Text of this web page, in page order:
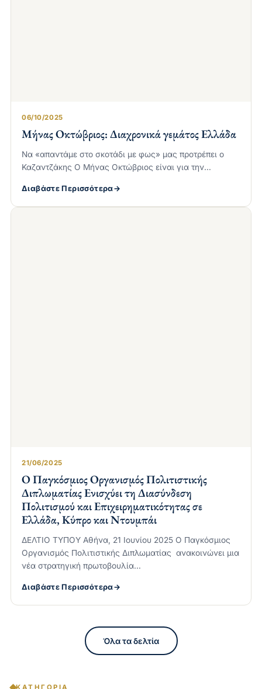
06/10/2025
Μήνας Οκτώβριος: Διαχρονικά γεμάτος Ελλάδα
Να «απαντάμε στο σκοτάδι με φως» μας προτρέπει ο
Καζαντζάκης Ο Μήνας Οκτώβριος είναι για την…
Διαβάστε Περισσότερα
21/06/2025
Ο Παγκόσμιος Οργανισμός Πολιτιστικής
Διπλωματίας Ενισχύει τη Διασύνδεση
Πολιτισμού και Επιχειρηματικότητας σε
Ελλάδα, Κύπρο και Ντουμπάι
ΔΕΛΤΙΟ ΤΥΠΟΥ Αθήνα, 21 Ιουνίου 2025 Ο Παγκόσμιος
Οργανισμός Πολιτιστικής Διπλωματίας ανακοινώνει μια
νέα στρατηγική πρωτοβουλία…
Διαβάστε Περισσότερα
Όλα τα δελτία
ΚΑΤΗΓΟΡΊΑ